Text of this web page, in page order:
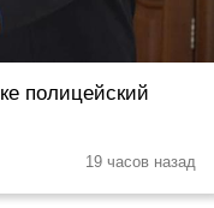
полицейский
19 часов назад